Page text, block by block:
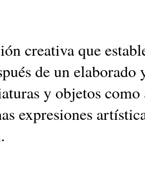
creativa que
de un
y objetos
expresiones